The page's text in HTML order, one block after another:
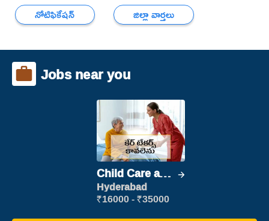
నోటిఫికేషన్
జిల్లా వార్తలు
Jobs near you
Child Care and
Patient care
Hyderabad
₹16000 - ₹35000